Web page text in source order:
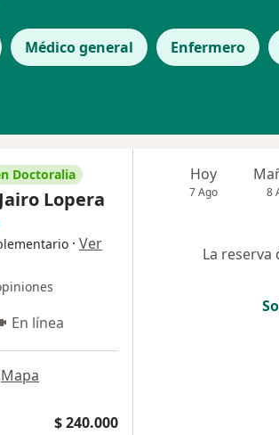
Médico general Enfermero
Doctoralia
Lopera
· Ver
En línea
Mapa
$ 240.000
Hoy
7 Ago 8
La reserva